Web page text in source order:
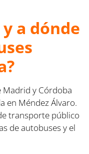
a dónde
y Córdoba
en Méndez Álvaro.
transporte público
de autobuses y el